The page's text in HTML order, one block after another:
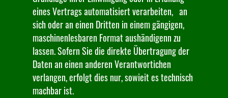
eines Vertrags automatisiert verarbeiten, an
sich oder an einen Dritten in einem gängigen,
maschinenlesbaren Format aushändigenn zu
lassen. Sofern Sie die direkte Übertragung der
Daten an einen anderen Verantwortichen
verlangen, erfolgt dies nur, sowieit es technisch
machbar ist.